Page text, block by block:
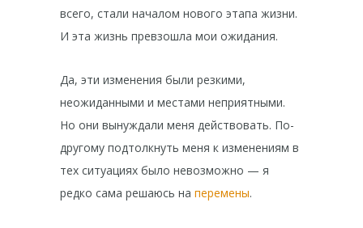
всего, стали началом нового этапа жизни.
И эта жизнь превзошла мои ожидания.
Да, эти изменения были резкими,
неожиданными и местами неприятными.
Но они вынуждали меня действовать. По-
другому подтолкнуть меня к изменениям в
тех ситуациях было невозможно — я
редко сама решаюсь на перемены.